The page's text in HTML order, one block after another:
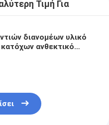
Τιμή Για
διανομέων υλικό
ανθεκτικό